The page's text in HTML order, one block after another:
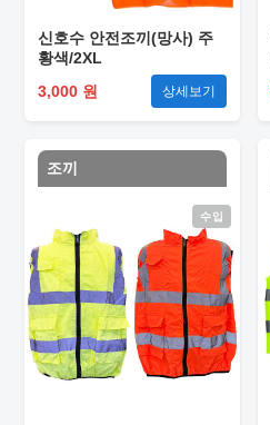
신호수 안전조끼(망사) 주
황색/2XL
3,000 원
상세보기
조끼
수입